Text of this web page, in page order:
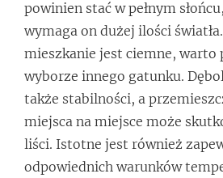
powinien stać w pełnym
wymaga on dużej ilości
mieszkanie jest ciemne, warto
wyborze innego gatunku.
także stabilności, a
miejsca na miejsce może
liści. Istotne jest również
odpowiednich warunków